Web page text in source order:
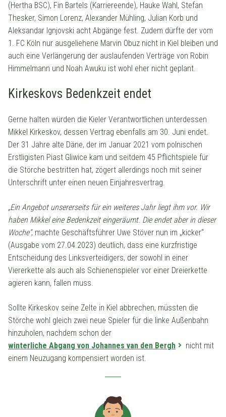
(Hertha BSC), Fin Bartels (Karriereende), Hauke Wahl, Stefan
Thesker, Simon Lorenz, Alexander Mühling, Julian Korb und
Aleksandar Ignjovski acht Abgänge fest. Zudem dürfte der vom
1. FC Köln nur ausgeliehene Marvin Obuz nicht in Kiel bleiben und
auch eine Verlängerung der auslaufenden Verträge von Robin
Himmelmann und Noah Awuku ist wohl eher nicht geplant.
Kirkeskovs Bedenkzeit endet
Gerne halten würden die Kieler Verantwortlichen unterdessen
Mikkel Kirkeskov, dessen Vertrag ebenfalls am 30. Juni endet.
Der 31 Jahre alte Däne, der im Januar 2021 vom polnischen
Erstligisten Piast Gliwice kam und seitdem 45 Pflichtspiele für
die Störche bestritten hat, zögert allerdings noch mit seiner
Unterschrift unter einen neuen Einjahresvertrag.
„Ein Angebot unsererseits für ein weiteres Jahr liegt ihm vor. Wir
haben Mikkel eine Bedenkzeit eingeräumt. Die endet aber in dieser
Woche“, machte Geschäftsführer Uwe Stöver nun im „kicker“
(Ausgabe vom 27.04.2023) deutlich, dass eine kurzfristige
Entscheidung des Linksverteidigers, der sowohl in einer
Viererkette als auch als Schienenspieler vor einer Dreierkette
agieren kann, fallen muss.
Sollte Kirkeskov seine Zelte in Kiel abbrechen, müssten die
Störche wohl gleich zwei neue Spieler für die linke Außenbahn
hinzuholen, nachdem schon der
winterliche Abgang von Johannes van den Bergh
nicht mit
einem Neuzugang kompensiert worden ist.